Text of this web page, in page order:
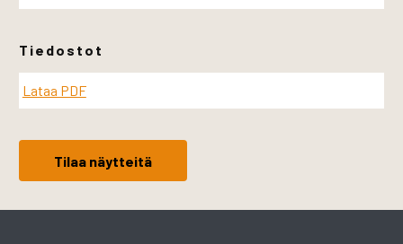
Tiedostot
Lataa PDF
Tilaa näytteitä